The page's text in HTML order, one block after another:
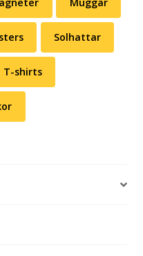
Muggar
Solhattar
T-shirts